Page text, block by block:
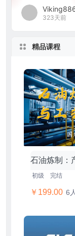
323天前
精品课程
石油炼制：
初级 完结
￥199.00 6